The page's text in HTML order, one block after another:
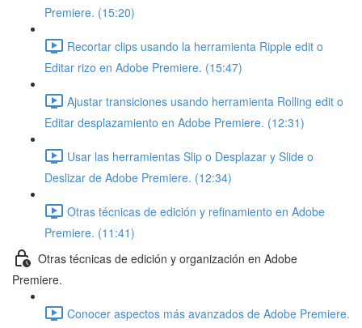
Premiere. (15:20)
Recortar clips usando la herramienta Ripple edit o
Editar rizo en Adobe Premiere. (15:47)
Ajustar transiciones usando herramienta Rolling edit o
Editar desplazamiento en Adobe Premiere. (12:31)
Usar las herramientas Slip o Desplazar y Slide o
Deslizar de Adobe Premiere. (12:34)
Otras técnicas de edición y refinamiento en Adobe
Premiere. (11:41)
Otras técnicas de edición y organización en Adobe
Premiere.
Conocer aspectos más avanzados de Adobe Premiere.